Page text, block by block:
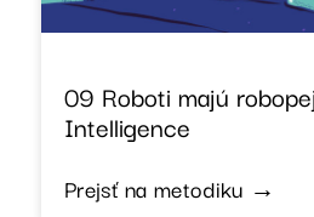
09 Roboti majú
Intelligence
Prejsť na metodiku →